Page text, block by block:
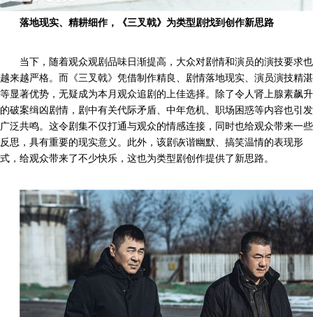
落地现实、精耕细作，《三叉戟》为类型剧找到创作新思路
当下，随着观众观剧品味日渐提高，大众对剧情和演员的演技要求也
越来越严格。而《三叉戟》凭借制作精良、剧情落地现实、演员演技精湛
等显著优势，无疑成为本月观众追剧的上佳选择。除了令人肾上腺素飙升
的破案缉凶剧情，剧中有关代际矛盾、中年危机、职场困惑等内容也引发
广泛共鸣。这令剧集不仅打通与观众的情感连接，同时也给观众带来一些
反思，具有重要的现实意义。此外，该剧诙谐幽默、搞笑温情的表现形
式，给观众带来了不少快乐，这也为类型剧创作提供了新思路。